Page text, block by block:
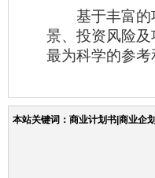
基于丰富的项
景、投资风险
最为科学的参考
本站关键词：商业计划书|商业企